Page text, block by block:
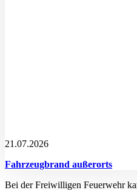
21.07.2026
Fahrzeugbrand außerorts
Bei der Freiwilligen Feuerwehr